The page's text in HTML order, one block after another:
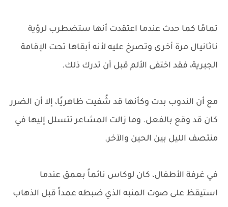
تمامًا كما حدث عندما اعتقدت أنها ستضطرب لرؤية
ناثانيال مرة أخرى وتصرخ عليه لأنه أبقاها تحت الإقامة
الجبرية، فقد اختفى الألم قبل أن تدرك ذلك.
مع أن الندوب بدت وكأنها قد شُفيت ظاهريًا، إلا أن الضرر
كان قد وقع بالفعل. وما زالت المشاعر تتسلل إليها في
منتصف الليل بين الحين والآخر.
في غرفة الأطفال، كان لوكاس نائماً بعمق عندما
استيقظ على صوت المنبه الذي ضبطه عمداً قبل الذهاب